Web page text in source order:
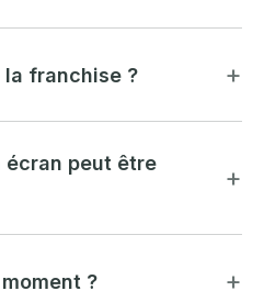
franchise ?
écran peut être
?